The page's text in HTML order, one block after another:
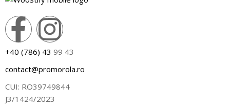
+40 (786) 43 99 43
contact@promorola.ro
CUI: RO39749844
J3/1424/2023